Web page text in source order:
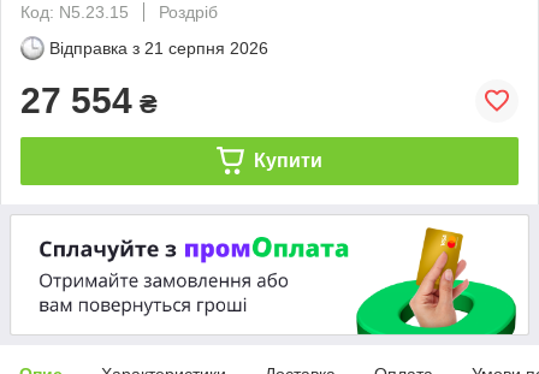
Код: N5.23.15
Роздріб
Відправка з 21 серпня 2026
27 554 ₴
Купити